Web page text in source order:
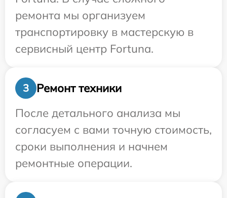
ремонта мы организуем
транспортировку в мастерскую в
сервисный центр Fortuna.
3
Ремонт техники
После детального анализа мы
согласуем с вами точную стоимость,
сроки выполнения и начнем
ремонтные операции.